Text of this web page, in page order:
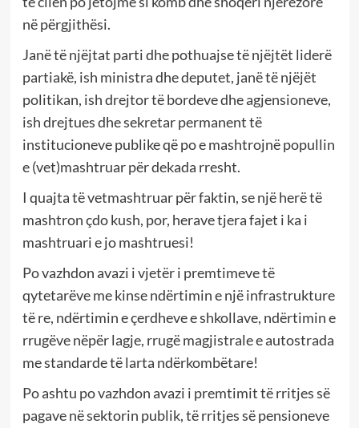
në përgjithësi.
Janë të njëjtat parti dhe pothuajse të njëjtët liderë
partiakë, ish ministra dhe deputet, janë të njëjët
politikan, ish drejtor të bordeve dhe agjensioneve,
ish drejtues dhe sekretar permanent të
institucioneve publike që po e mashtrojnë popullin
e (vet)mashtruar për dekada rresht.
I quajta të vetmashtruar për faktin, se një herë të
mashtron çdo kush, por, herave tjera fajet i ka i
mashtruari e jo mashtruesi!
Po vazhdon avazi i vjetër i premtimeve të
qytetarëve me kinse ndërtimin e një infrastrukture
të re, ndërtimin e çerdheve e shkollave, ndërtimin e
rrugëve nëpër lagje, rrugë magjistrale e autostrada
me standarde të larta ndërkombëtare!
Po ashtu po vazhdon avazi i premtimit të rritjes së
pagave në sektorin publik, të rritjes së pensioneve